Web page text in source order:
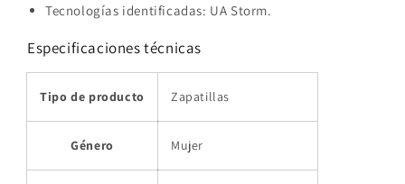
Tecnologías identificadas: UA Storm.
Especificaciones técnicas
Tipo de producto Zapatillas
Género Mujer